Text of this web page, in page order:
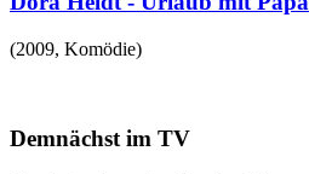
(2009, Komödie)
Demnächst im TV